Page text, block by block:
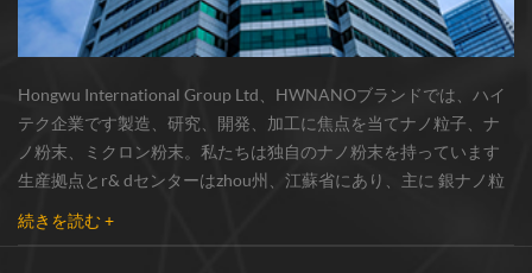
Hongwu International Group Ltd、HWNANOブランドでは、ハイ
テク企業です製造、研究、開発、加工に焦点を当てナノ粒子、ナ
ノ粉末、ミクロン粉末。私たちは独自のナノ粉末を持っています
生産拠点とr& dセンターはzhou州、江蘇省にあり、主に 銀ナノ粒
子 、 銅ナノ粒子 、 炭化ケイ素ウィスカー/粉末 、 カーボンナノチ
ューブ 、 グラフェン 、 酸化アルミニウムナノ粒子 、 窒化ケイ素
続きを読む +